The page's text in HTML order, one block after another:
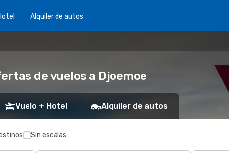
Alquiler de autos
de vuelos a Djoemoe
Vuelo + Hotel Alquiler de autos
Sin escalas